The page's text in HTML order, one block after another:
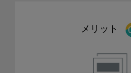
メリット